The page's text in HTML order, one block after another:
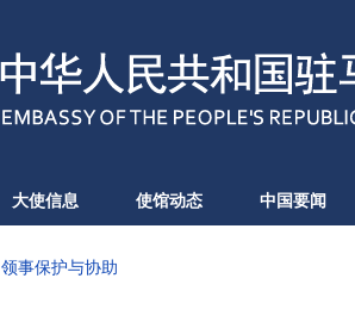
大使信息 使馆动态 中国要闻
领事保护与协助